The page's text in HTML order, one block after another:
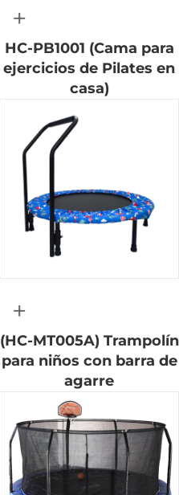
+
HC-PB1001 (Cama para
ejercicios de Pilates en
casa)
+
(HC-MT005A) Trampolín
para niños con barra de
agarre